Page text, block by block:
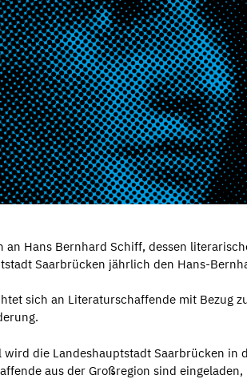
an Hans Bernhard Schiff, dessen
Saarbrücken jährlich den Hans-
sich an Literaturschaffende mit Bezug
wird die Landeshauptstadt Saarbrücken
aus der Großregion sind